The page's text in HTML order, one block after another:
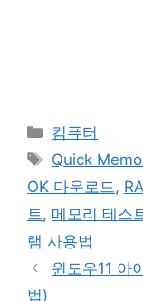
카
테
리
컴퓨터
태
그
Quick
OK 다운로드 ,
트 , 메모리 테스
램 사용법
윈도우11 아
법)